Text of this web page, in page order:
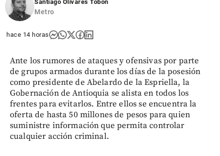
Santiago Olivares Tobón
Metro
hace 14 horas
Ante los rumores de ataques y ofensivas por parte
de grupos armados durante los días de la posesión
como presidente de Abelardo de la Espriella, la
Gobernación de Antioquia se alista en todos los
frentes para evitarlos. Entre ellos se encuentra la
oferta de hasta 50 millones de pesos para quien
suministre información que permita controlar
cualquier acción criminal.